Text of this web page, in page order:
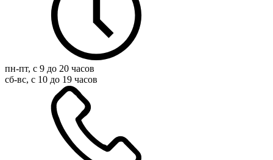
пн-пт, с 9 до 20 часов
сб-вс, с 10 до 19 часов